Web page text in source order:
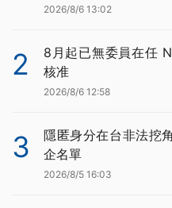
2026/8/6 13:02
2
8月起已無委員在任
核准
2026/8/6 12:58
3
隱匿身分在台非法挖
企名單
2026/8/5 16:03